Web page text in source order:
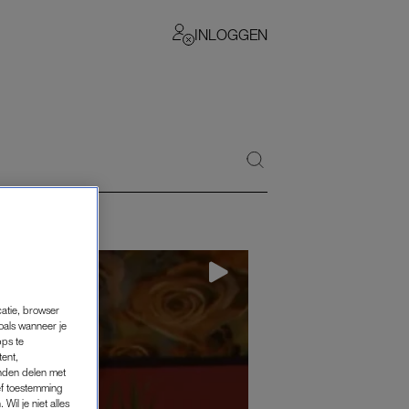
INLOGGEN
browser
wanneer je
te
delen met
toestemming
Wil je niet alles